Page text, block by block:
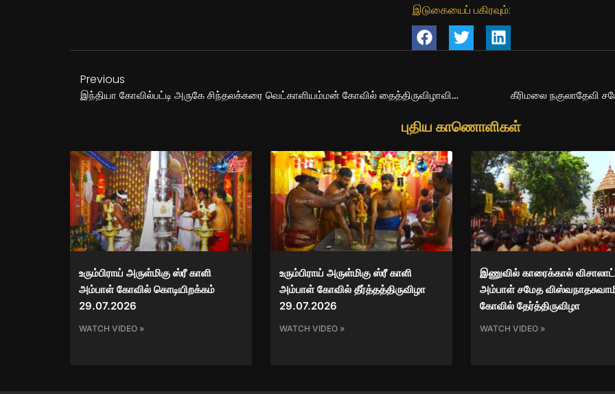
இடுகையைப் பகிரவும்:
Previous
இந்தியா கோவில்பட்டி அருகே சிந்தலக்கரை வெட்காளியம்மன் கோவில் தைத்திருவிழாவினை முன்னிட்டு மும்மத பிரார்த்தனை 10.02.2017 கீரிமலை நகுலாதேவி
புதிய காணொளிகள்
உரும்பிராய் அருள்மிகு ஸ்ரீ காளி
அம்பாள் கோவில் கொடியிறக்கம்
29.07.2026
WATCH VIDEO »
உரும்பிராய் அருள்மிகு ஸ்ரீ காளி
அம்பாள் கோவில் தீர்த்தத்திருவிழா
29.07.2026
WATCH VIDEO »
இணுவில் காரைக்கால்
அம்பாள் சமேத
கோவில் தேர்த்திருவிழா
WATCH VIDEO »